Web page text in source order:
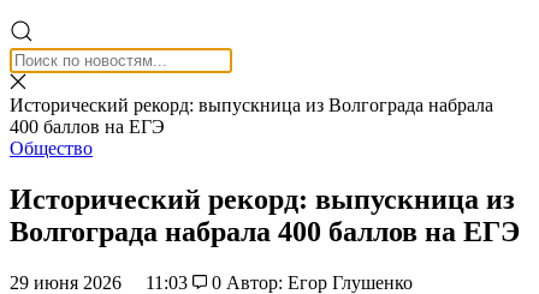
Исторический рекорд: выпускница из Волгограда набрала
400 баллов на ЕГЭ
Общество
Исторический рекорд: выпускница из
Волгограда набрала 400 баллов на ЕГЭ
29 июня 2026 11:03 0 Автор: Егор Глушенко